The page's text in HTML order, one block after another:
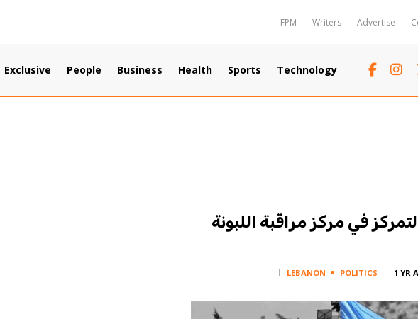
FPM Writers Advertise
Exclusive People Business Health Sports Technology
TTV
في مركز مراقبة اللبونة
1 YR
LEBANON
POLITICS